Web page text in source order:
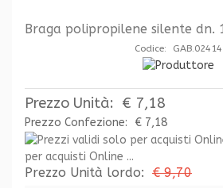
Braga polipropilene silente dn.
Codice: GAB.02414
Prezzo Unità: € 7,18
Prezzo Confezione:
€ 7,18
per acquisti Online ...
Prezzo Unità lordo: € 9,70